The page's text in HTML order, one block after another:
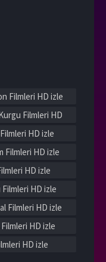
Filmleri HD izle
Filmleri HD
HD izle
Filmleri HD izle
HD izle
Filmleri HD izle
Filmleri HD izle
Filmleri HD izle
HD izle